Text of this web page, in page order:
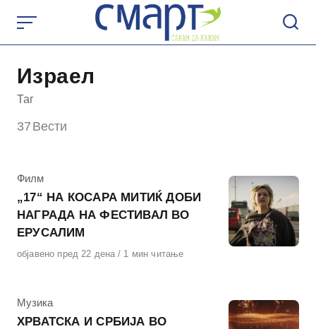
content
Израел
Таг
37 Вести
КАтегорија
Филм
„17“ НА КОСАРА МИТИЌ ДОБИ
НАГРАДА НА ФЕСТИВАЛ ВО
ЕРУСАЛИМ
Објавено
објавено пред 22 дена 1 мин читање
КАтегорија
Музика
ХРВАТСКА И СРБИЈА ВО